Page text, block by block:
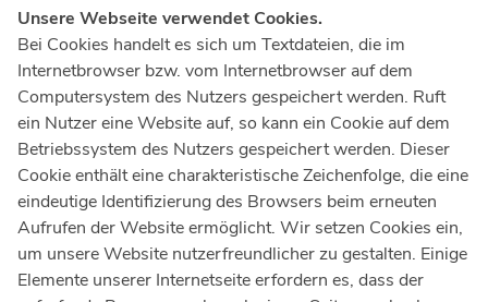
Notruf112
Ärztlicher Notdienst116 117
Giftnotrufzentrale
Tel: +49 22819240
Notfallzentrum Bonn
Kindernotfallzentrum Bonn
UKB-Telefonzentrale
Unsere Webseite verwendet Cookies.
Bei Cookies handelt es sich um Textdateien, die im
Internetbrowser bzw. vom Internetbrowser auf dem
Computersystem des Nutzers gespeichert werden. Ruft
ein Nutzer eine Website auf, so kann ein Cookie auf dem
Betriebssystem des Nutzers gespeichert werden. Dieser
Cookie enthält eine charakteristische Zeichenfolge, die eine
eindeutige Identifizierung des Browsers beim erneuten
Aufrufen der Website ermöglicht. Wir setzen Cookies ein,
um unsere Website nutzerfreundlicher zu gestalten. Einige
Elemente unserer Internetseite erfordern es, dass der